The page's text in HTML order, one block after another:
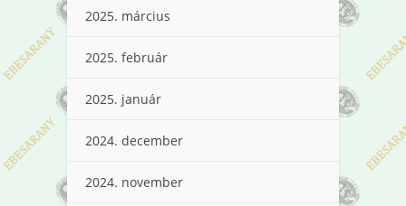
2025. március
2025. február
2025. január
2024. december
2024. november